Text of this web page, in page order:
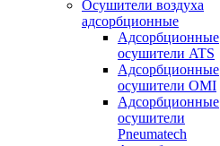
Осушители воздуха
адсорбционные
Адсорбционные
осушители ATS
Адсорбционные
осушители OMI
Адсорбционные
осушители
Pneumatech